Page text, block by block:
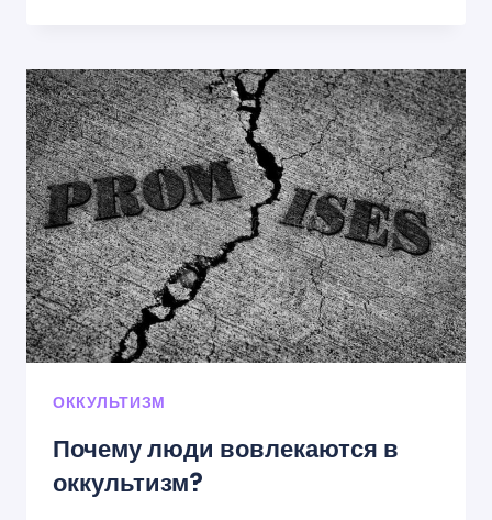
ОТКУДА
ОНИ
ПОЯВИЛИСЬ?
ОККУЛЬТИЗМ
Почему люди вовлекаются в
оккультизм?